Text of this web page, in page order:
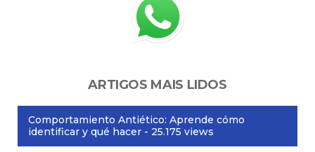
ARTIGOS MAIS LIDOS
Comportamiento Antiético: Aprende cómo
identificar y qué hacer - 25.175 views